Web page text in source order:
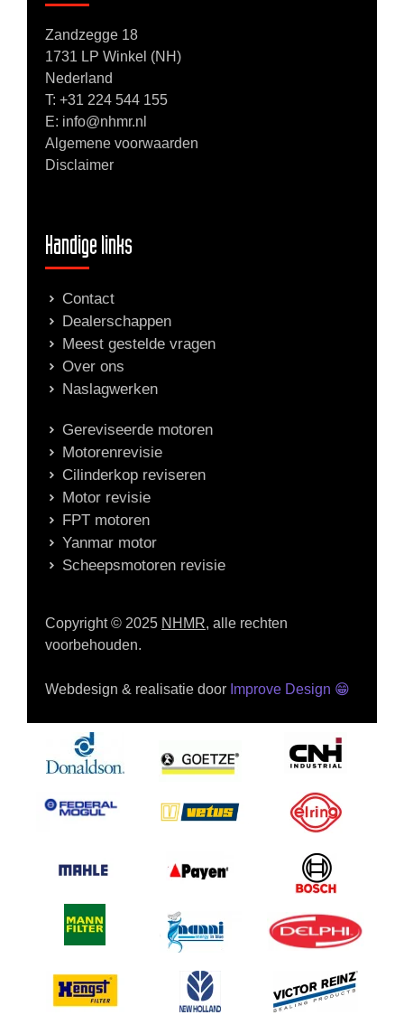
Zandzegge 18
1731 LP Winkel (NH)
Nederland
T: +31 224 544 155
E: info@nhmr.nl
Algemene voorwaarden
Disclaimer
Handige links
Contact
Dealerschappen
Meest gestelde vragen
Over ons
Naslagwerken
Gereviseerde motoren
Motorenrevisie
Cilinderkop reviseren
Motor revisie
FPT motoren
Yanmar motor
Scheepsmotoren revisie
Copyright © 2025 NHMR, alle rechten
voorbehouden.
Webdesign & realisatie door Improve Design 😁